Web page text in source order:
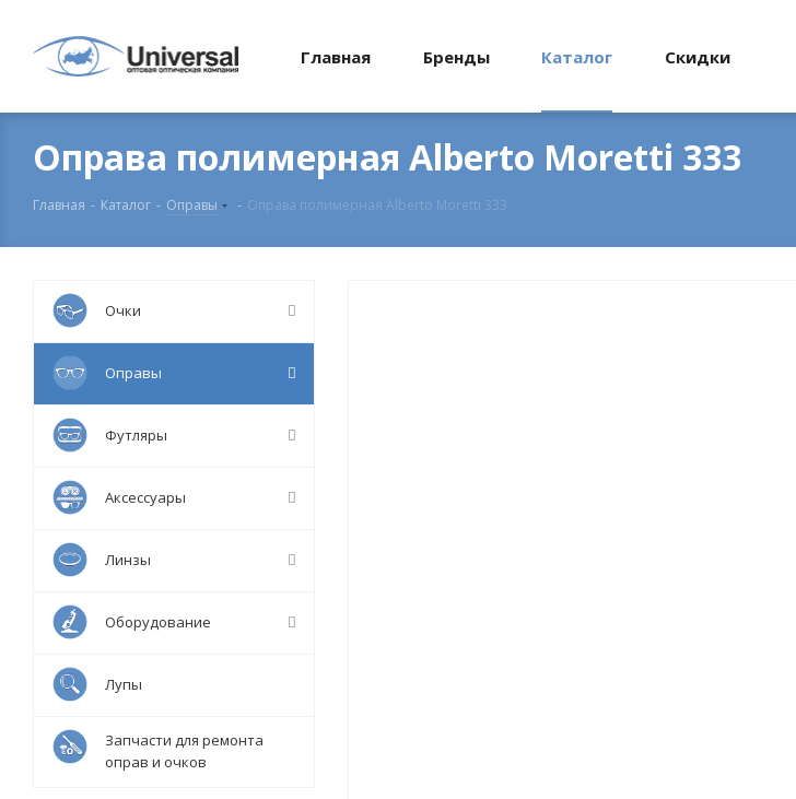
Главная Бренды Каталог Скидки
Оправа полимерная Alberto Moretti 333
Главная - Каталог - Оправы - Оправа полимерная Alberto Moretti 333
Очки
Оправы
Футляры
Аксессуары
Линзы
Оборудование
Лупы
Запчасти для ремонта
оправ и очков